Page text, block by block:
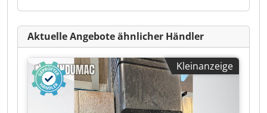
Aktuelle Angebote ähnlicher Händler
Kleinanzeige